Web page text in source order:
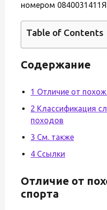
номером
Table of Contents
Содержание
1 Отличие от
2 Классификация
походов
3 См. также
4 Ссылки
Отличие от
спорта